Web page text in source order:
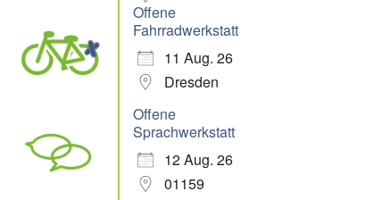
Offene
Fahrradwerkstatt
11 Aug. 26
Dresden
Offene
Sprachwerkstatt
12 Aug. 26
01159